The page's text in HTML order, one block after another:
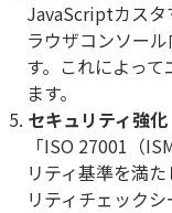
JavaScriptカスタ
ラウザコンソー
す。これによっ
ます。
セキュリティ強化
「ISO 27001（
リティ基準を満
リティチェックシ